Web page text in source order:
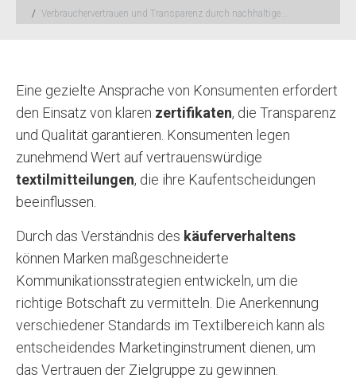
Verbrauchervertrauen und Transparenz durch nachhaltige…
Eine gezielte Ansprache von Konsumenten erfordert
den Einsatz von klaren zertifikaten, die Transparenz
und Qualität garantieren. Konsumenten legen
zunehmend Wert auf vertrauenswürdige
textilmitteilungen, die ihre Kaufentscheidungen
beeinflussen.
Durch das Verständnis des käuferverhaltens
können Marken maßgeschneiderte
Kommunikationsstrategien entwickeln, um die
richtige Botschaft zu vermitteln. Die Anerkennung
verschiedener Standards im Textilbereich kann als
entscheidendes Marketinginstrument dienen, um
das Vertrauen der Zielgruppe zu gewinnen.